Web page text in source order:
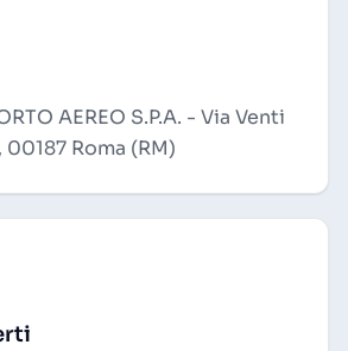
AEREO S.P.A. - Via Venti
Roma (RM)